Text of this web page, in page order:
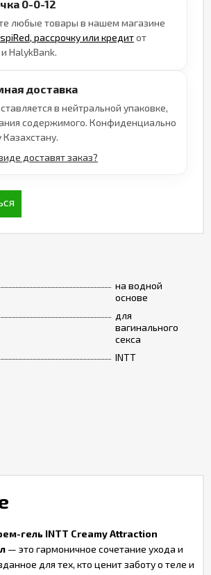
на водной
основе
для
вагинального
секса
INTT
0-0-12
любые товары в нашем магазине
рассрочку или кредитот
и HalykBank.
доставка
в нейтральной упаковке,
содержимого. Конфиденциально
доставят заказ?
гель INTT Creamy Attraction
— это гармоничное сочетание ухода и
для тех, кто ценит заботу о теле и